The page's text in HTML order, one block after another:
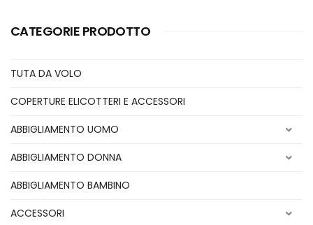
CATEGORIE PRODOTTO
TUTA DA VOLO
COPERTURE ELICOTTERI E ACCESSORI
ABBIGLIAMENTO UOMO
ABBIGLIAMENTO DONNA
ABBIGLIAMENTO BAMBINO
ACCESSORI